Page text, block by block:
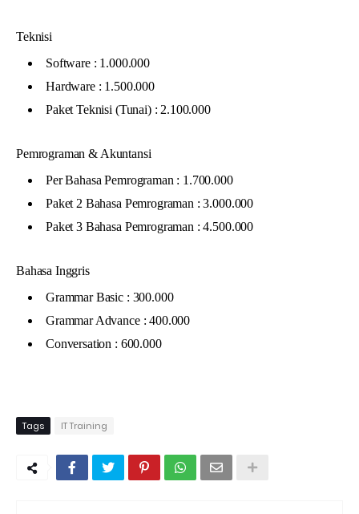
Teknisi
Software : 1.000.000
Hardware : 1.500.000
Paket Teknisi (Tunai) : 2.100.000
Pemrograman & Akuntansi
Per Bahasa Pemrograman : 1.700.000
Paket 2 Bahasa Pemrograman : 3.000.000
Paket 3 Bahasa Pemrograman : 4.500.000
Bahasa Inggris
Grammar Basic : 300.000
Grammar Advance : 400.000
Conversation : 600.000
Tags IT Training